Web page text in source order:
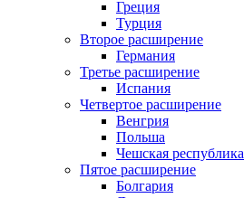
Греция
Турция
Второе расширение
Германия
Третье расширение
Испания
Четвертое расширение
Венгрия
Польша
Чешская республика
Пятое расширение
Болгария